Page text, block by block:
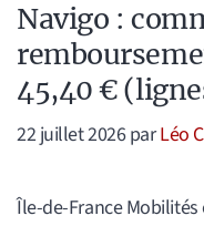
Navigo :
45,40 €
22 juillet 2026parLéo
Île-de-France